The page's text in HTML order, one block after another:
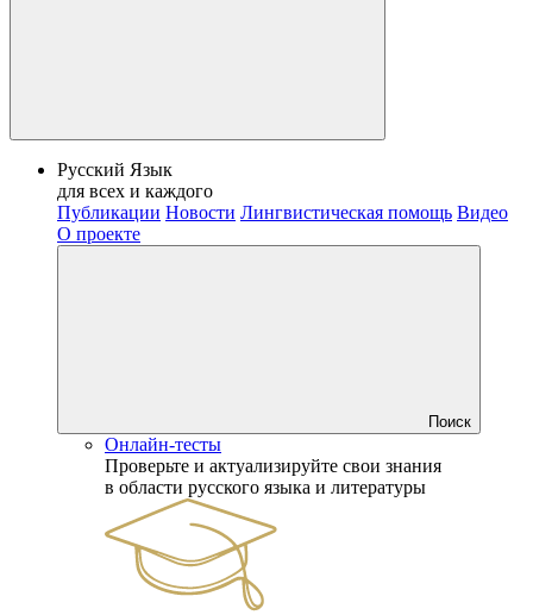
Русский Язык
для всех и каждого
Публикации Новости Лингвистическая помощь Видео
О проекте
Поиск
Онлайн-тесты
Проверьте и актуализируйте свои знания
в области русского языка и литературы